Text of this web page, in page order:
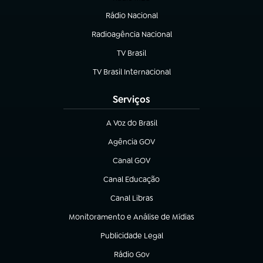
Rádio Nacional
Radioagência Nacional
(abre em nova aba)
TV Brasil
(abre em nova aba)
TV Brasil Internacional
(abre em nova aba)
Serviços
A Voz do Brasil
(abre em nova aba)
Agência GOV
(abre em nova aba)
Canal GOV
(abre em nova aba)
Canal Educação
(abre em nova aba)
Canal Libras
(abre em nova aba)
Monitoramento e Análise de Mídias
(abre em nova aba)
Publicidade Legal
(abre em nova aba)
Rádio Gov
(abre em nova aba)